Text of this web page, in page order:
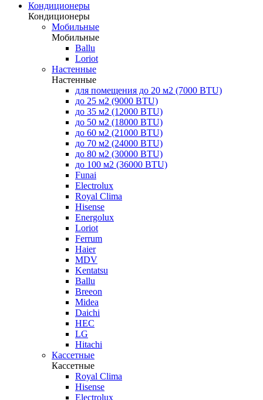
Кондиционеры
Кондиционеры
Мобильные
Мобильные
Ballu
Loriot
Настенные
Настенные
для помещения до 20 м2 (7000 BTU)
до 25 м2 (9000 BTU)
до 35 м2 (12000 BTU)
до 50 м2 (18000 BTU)
до 60 м2 (21000 BTU)
до 70 м2 (24000 BTU)
до 80 м2 (30000 BTU)
до 100 м2 (36000 BTU)
Funai
Electrolux
Royal Clima
Hisense
Energolux
Loriot
Ferrum
Haier
MDV
Kentatsu
Ballu
Breeon
Midea
Daichi
HEC
LG
Hitachi
Кассетные
Кассетные
Royal Clima
Hisense
Electrolux